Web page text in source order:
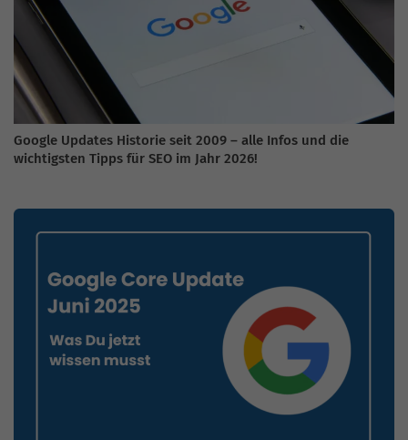
Google Updates Historie seit 2009 – alle Infos und die
wichtigsten Tipps für SEO im Jahr 2026!